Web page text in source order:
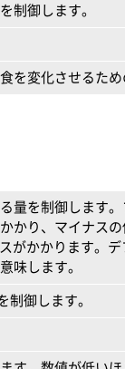
制御します。
を変化させるため
量を制御します
かり、マイナス
がかかります。
味します。
制御します。